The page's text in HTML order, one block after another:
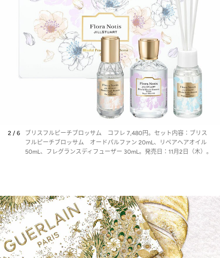
2 / 6
ブリスフルピーチブロッサム コフレ 7,480円。セット内容：ブリス
フルピーチブロッサム オードパルファン 20mL、リペアヘアオイル
50mL、フレグランスディフューザー 30mL。発売日：11月2日（木）。